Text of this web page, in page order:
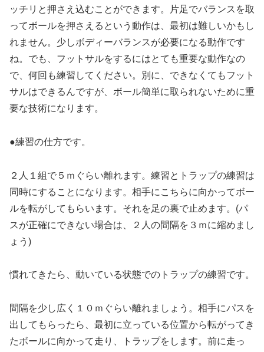
ッチリと押さえ込むことができます。片足でバランスを取
ってボールを押さえるという動作は、最初は難しいかもし
れません。少しボディーバランスが必要になる動作です
ね。でも、フットサルをするにはとても重要な動作なの
で、何回も練習してください。別に、できなくてもフット
サルはできるんですが、ボール簡単に取られないために重
要な技術になります。
●練習の仕方です。
２人１組で５ｍぐらい離れます。練習とトラップの練習は
同時にすることになります。相手にこちらに向かってボー
ルを転がしてもらいます。それを足の裏で止めます。(パ
スが正確にできない場合は、２人の間隔を３ｍに縮めまし
ょう)
慣れてきたら、動いている状態でのトラップの練習です。
間隔を少し広く１０ｍぐらい離れましょう。相手にパスを
出してもらったら、最初に立っている位置から転がってき
たボールに向かって走り、トラップをします。前に走っ